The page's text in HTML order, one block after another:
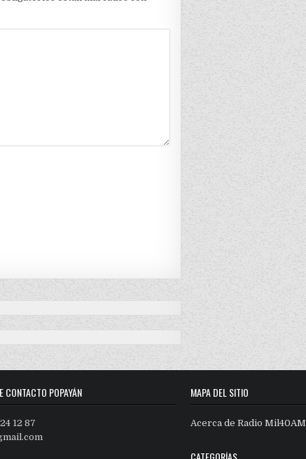
CONTACTO POPAYÁN
12 87
MAPA DEL SITIO
Acerca de Radio Mil40AM